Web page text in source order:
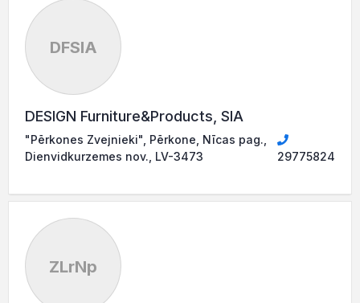
DFSIA
DESIGN Furniture&Products, SIA
"Pērkones Zvejnieki", Pērkone, Nīcas pag.,
Dienvidkurzemes nov., LV-3473
29775824
ZLrNp